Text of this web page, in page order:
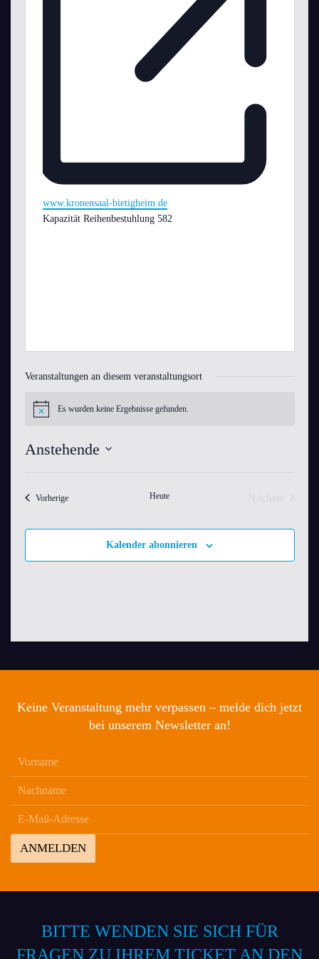
Webseite
www.kronensaal-bietigheim.de
Kapazität Reihenbestuhlung 582
Veranstaltungen an diesem veranstaltungsort
HinweisEs wurden keine Ergebnisse gefunden.
Anstehende
VorherigeVeranstaltungen Heute
Kalender abonnieren
Keine Veranstaltung mehr verpassen – melde dich jetzt
bei unserem Newsletter an!
ANMELDEN
BITTE WENDEN SIE SICH FÜR
FRAGEN ZU IHREM TICKET AN DEN